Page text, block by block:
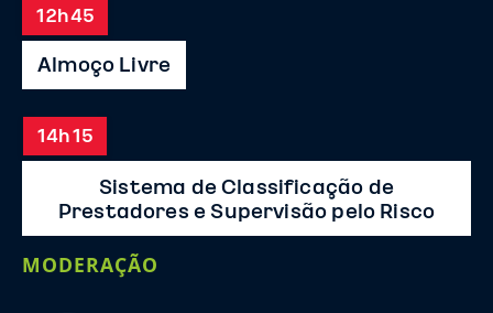
12h45
Almoço Livre
14h15
Sistema de Classificação de
Prestadores e Supervisão pelo Risco
MODERAÇÃO